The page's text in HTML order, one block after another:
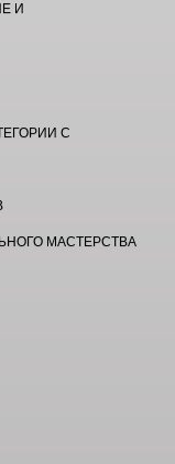
И
С
МАСТЕРСТВА